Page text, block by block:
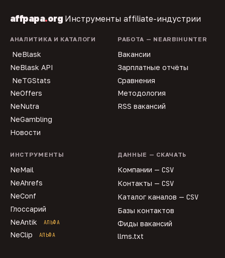
affpapa.org Инструменты affiliate-индустрии
АНАЛИТИКА И КАТАЛОГИ
NeBlask
NeBlask API
NeTGStats
NeOffers
NeNutra
NeGambling
Новости
РАБОТА — NEARBIHUNTER
Вакансии
Зарплатные отчёты
Сравнения
Методология
RSS вакансий
ИНСТРУМЕНТЫ
NeMail
NeAhrefs
NeConf
Глоссарий
NeAntik
АЛЬФА
NeClip АЛЬФА
ДАННЫЕ — СКАЧАТЬ
Компании — CSV
Контакты — CSV
Каталог каналов — CSV
Базы контактов
Фиды вакансий
llms.txt